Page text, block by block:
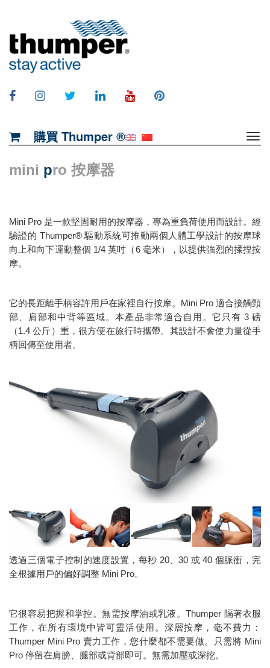
購買 Thumper ®
mini pro 按摩器
Mini Pro 是一款堅固耐用的按摩器，專為重負荷使用而設計。經
驗證的 Thumper® 驅動系統可推動兩個人體工學設計的按摩球
向上和向下運動整個 1/4 英吋（6 毫米），以提供強烈的揉捏按
摩。
它的長距離手柄容許用戶在家裡自行按摩。Mini Pro 適合接觸頸
部、肩部和中背等區域。本產品非常適合自用。它只有 3 磅
（1.4 公斤）重，很方便在旅行時攜帶。其設計不會使力量從手
柄回傳至使用者。
透過三個電子控制的速度設置，每秒 20、30 或 40 個脈衝，完
全根據用戶的偏好調整 Mini Pro。
它很容易把握和掌控。無需按摩油或乳液。Thumper 隔著衣服
工作，在所有環境中皆可靈活使用。深層按摩，毫不費力：
Thumper Mini Pro 賣力工作，您什麼都不需要做。只需將 Mini
Pro 停留在肩膀、腿部或背部即可。無需加壓或深挖。